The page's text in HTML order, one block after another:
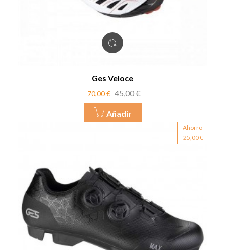
Ges Veloce
Precio
base
70,00 € Precio
45,00 €
Añadir
Ahorro
-25,00 €